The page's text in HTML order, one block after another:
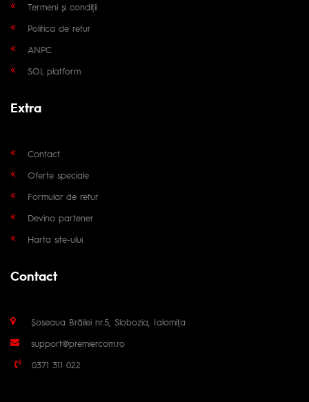
Termeni și condiții
Politica de retur
ANPC
SOL platform
Extra
Contact
Oferte speciale
Formular de retur
Devino partener
Harta site-ului
Contact
Șoseaua Brăilei nr.5, Slobozia, Ialomița
support@premiercom.ro
0371 311 022